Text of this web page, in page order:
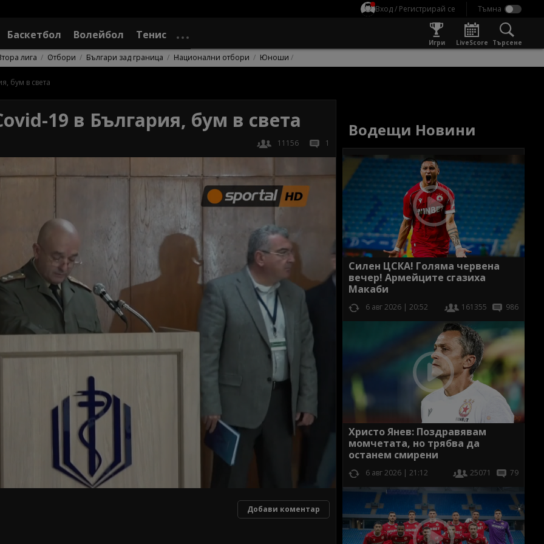
Вход / Регистрирай се
Баскетбол Волейбол Тенис
Игри LiveScore Търсене
лига Отбори Българи зад граница Национални отбори Юноши
бум в света
19 в България, бум в света
11156 1
Добави коментар
Водещи Новини
Силен ЦСКА! Голяма червена
вечер! Армейците сгазиха
Макаби
6 авг 2026 | 20:52 161355 986
Христо Янев: Поздравявам
момчетата, но трябва да
останем смирени
6 авг 2026 | 21:12 25071 79